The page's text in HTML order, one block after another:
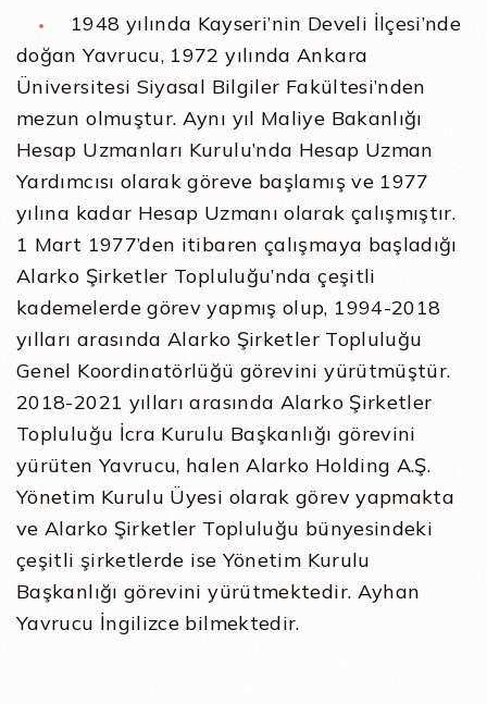
1948 yılında Kayseri’nin Develi İlçesi’nde
doğan Yavrucu, 1972 yılında Ankara
Üniversitesi Siyasal Bilgiler Fakültesi’nden
mezun olmuştur. Aynı yıl Maliye Bakanlığı
Hesap Uzmanları Kurulu’nda Hesap Uzman
Yardımcısı olarak göreve başlamış ve 1977
yılına kadar Hesap Uzmanı olarak çalışmıştır.
1 Mart 1977’den itibaren çalışmaya başladığı
Alarko Şirketler Topluluğu’nda çeşitli
kademelerde görev yapmış olup, 1994-2018
yılları arasında Alarko Şirketler Topluluğu
Genel Koordinatörlüğü görevini yürütmüştür.
2018-2021 yılları arasında Alarko Şirketler
Topluluğu İcra Kurulu Başkanlığı görevini
yürüten Yavrucu, halen Alarko Holding A.Ş.
Yönetim Kurulu Üyesi olarak görev yapmakta
ve Alarko Şirketler Topluluğu bünyesindeki
çeşitli şirketlerde ise Yönetim Kurulu
Başkanlığı görevini yürütmektedir. Ayhan
Yavrucu İngilizce bilmektedir.